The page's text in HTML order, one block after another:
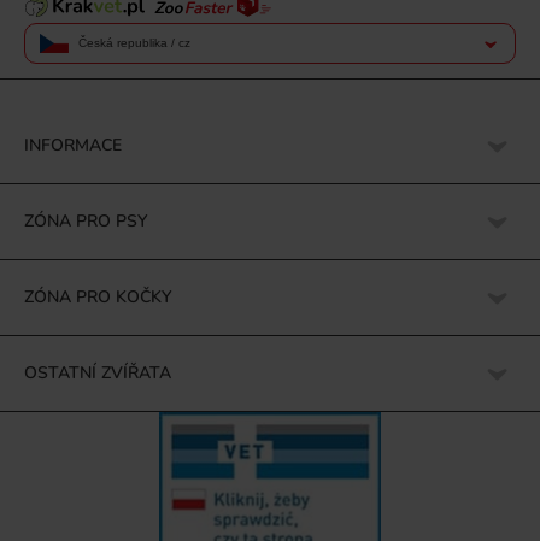
Česká republika / cz
INFORMACE
ZÓNA PRO PSY
ZÓNA PRO KOČKY
OSTATNÍ ZVÍŘATA